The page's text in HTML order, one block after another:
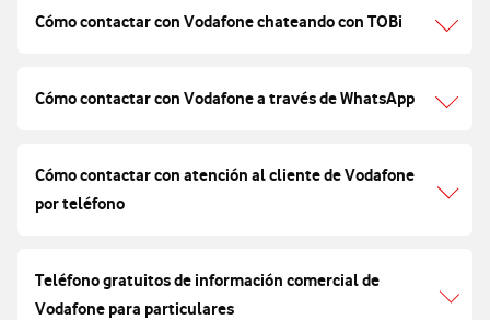
Cómo contactar con Vodafone chateando con TOBi
Cómo contactar con Vodafone a través de WhatsApp
Cómo contactar con atención al cliente de Vodafone
por teléfono
Teléfono gratuitos de información comercial de
Vodafone para particulares